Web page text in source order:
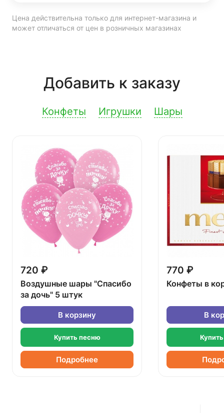
Цена действительна только для интернет-магазина и
может отличаться от цен в розничных магазинах
Добавить к заказу
Конфеты Игрушки Шары
720 ₽
Воздушные шары "Спасибо
за дочь" 5 штук
В корзину
Купить песню
Подробнее
770 ₽
Конфеты в
В